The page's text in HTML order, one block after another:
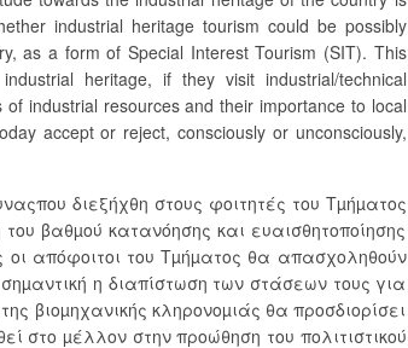
industrial heritage tourism could be possibly
as a form of Special Interest Tourism (SIT). This
heritage, if they visit industrial/technical
industrial resources and their importance to local
accept or reject, consciously or unconsciously,
διεξήχθη στους φοιτητές του Τµήµατος
βαθµού κατανόησης και ευαισθητοποίησης
οι απόφοιτοι του Τµήµατος θα απασχοληθούν
σηµαντική η διαπίστωση των στάσεων τους για
βιοµηχανικής κληρονοµιάς θα προσδιορίσει
στο µέλλον στην προώθηση του πολιτιστικού